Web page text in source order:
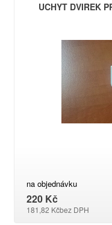
UCHYT DVIREK
na objednávku
220 Kč
181,82 Kčbez DPH